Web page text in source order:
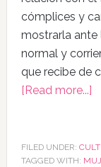
cómplices y
mostrarla ante
normal y
que recibe de
[Read more...]
FILED UNDER:
TAGGED WITH: